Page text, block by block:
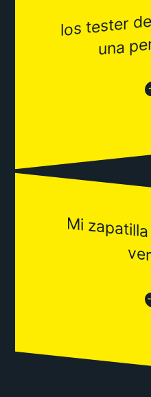
los tester
😒
i zapatilla
😒